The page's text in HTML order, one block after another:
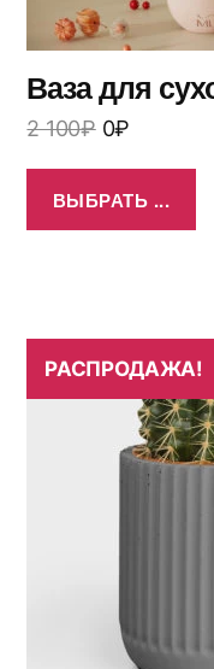
Ваза для
2 100₽ 0₽
ВЫБРАТЬ ...
РАСПРОДАЖА!